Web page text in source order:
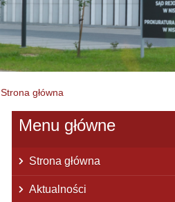
Strona główna
Menu główne
Strona główna
Aktualności